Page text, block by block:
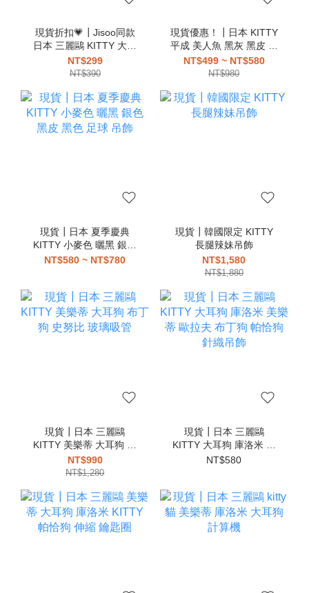
現貨折扣💗┃Jisoo同款
日本 三麗鷗 KITTY 大耳
狗 酷洛米 花小兔 美樂蒂
大眼蛙 布丁狗 帕恰狗 漢
NT$299
NT$390
現貨優惠！┃日本 KITTY
平成 美人魚 黑灰 黑皮 曬
黑 公主 蔡依林同款 吊飾
NT$499 ~ NT$580
NT$980
現貨┃日本 夏季慶典
KITTY 小麥色 曬黑 銀色
黑皮 黑色 足球 吊飾
NT$580 ~ NT$780
現貨┃韓國限定 KITTY
長腿辣妹吊飾
NT$1,580
NT$1,880
現貨┃日本 三麗鷗
KITTY 美樂蒂 大耳狗 布
丁狗 史努比 玻璃吸管
NT$990
NT$1,280
現貨┃日本 三麗鷗
KITTY 大耳狗 庫洛米 美
樂蒂 歐拉夫 布丁狗 帕恰
NT$580